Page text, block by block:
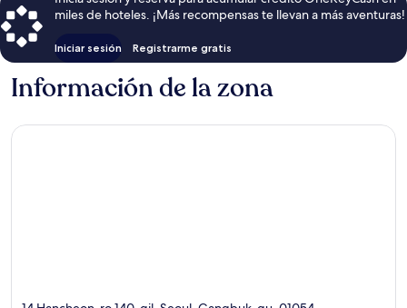
miles de hoteles. ¡Más recompensas te llevan a más aventuras!
Iniciar sesión Registrarme gratis
Información de la zona